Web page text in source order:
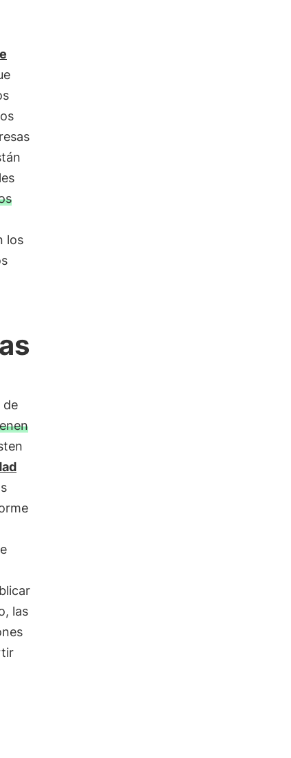
los
de
las